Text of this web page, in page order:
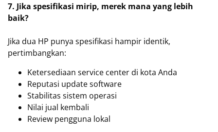
7. Jika spesifikasi mirip, merek mana yang lebih
baik?
Jika dua HP punya spesifikasi hampir identik,
pertimbangkan:
Ketersediaan service center di kota Anda
Reputasi update software
Stabilitas sistem operasi
Nilai jual kembali
Review pengguna lokal